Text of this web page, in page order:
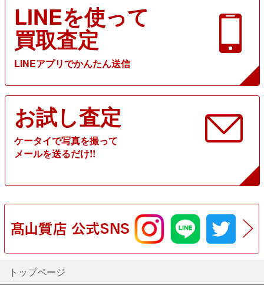
LINEを使って
買取査定
LINEアプリでかんたん送信
お試し査定
ケータイで写真を撮って
メールを送るだけ!!
トップページ